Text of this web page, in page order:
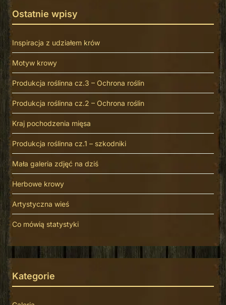
Ostatnie wpisy
Inspiracja z udziałem krów
Motyw krowy
Produkcja roślinna cz.3 – Ochrona roślin
Produkcja roślinna cz.2 – Ochrona roślin
Kraj pochodzenia mięsa
Produkcja roślinna cz.1 – szkodniki
Mała galeria zdjęć na dziś
Herbowe krowy
Artystyczna wieś
Co mówią statystyki
Kategorie